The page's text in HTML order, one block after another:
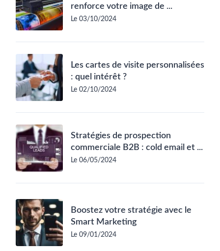
renforce votre image de ...
Le 03/10/2024
Les cartes de visite personnalisées
: quel intérêt ?
Le 02/10/2024
Stratégies de prospection
commerciale B2B : cold email et ...
Le 06/05/2024
Boostez votre stratégie avec le
Smart Marketing
Le 09/01/2024